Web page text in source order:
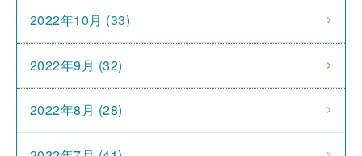
2022年10月 (33)
2022年9月 (32)
2022年8月 (28)